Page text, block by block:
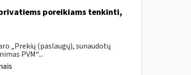
poreikiams tenkinti,
„Prekių (paslaugų), sunaudotų
PVM“...